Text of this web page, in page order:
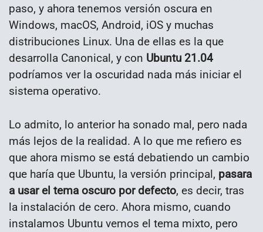
paso, y ahora tenemos versión oscura en
Windows, macOS, Android, iOS y muchas
distribuciones Linux. Una de ellas es la que
desarrolla Canonical, y con Ubuntu 21.04
podríamos ver la oscuridad nada más iniciar el
sistema operativo.
Lo admito, lo anterior ha sonado mal, pero nada
más lejos de la realidad. A lo que me refiero es
que ahora mismo se está debatiendo un cambio
que haría que Ubuntu, la versión principal, pasara
a usar el tema oscuro por defecto, es decir, tras
la instalación de cero. Ahora mismo, cuando
instalamos Ubuntu vemos el tema mixto, pero